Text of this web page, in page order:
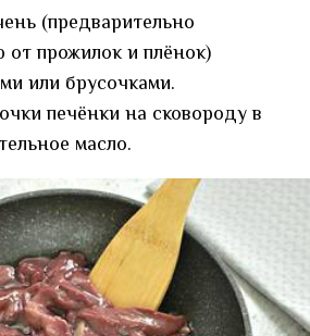
(предварительно
прожилок и плёнок)
или брусочками.
печёнки на сковороду в
масло.